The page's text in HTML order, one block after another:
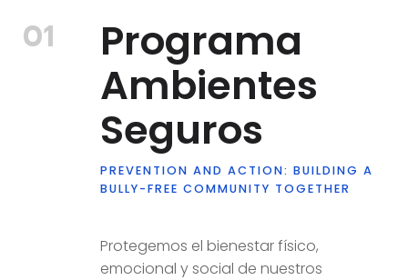
01
Programa
Ambientes
Seguros
PREVENTION AND ACTION: BUILDING A
BULLY-FREE COMMUNITY TOGETHER
Protegemos el bienestar físico,
emocional y social de nuestros